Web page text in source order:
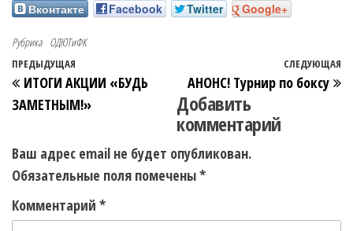
Вконтакте Facebook Twitter Google+
Рубрика ОДЮТиФК
ПРЕДЫДУЩАЯ
ИТОГИ АКЦИИ «БУДЬ
ЗАМЕТНЫМ!»
СЛЕДУЮЩАЯ
АНОНС! Турнир по боксу
Добавить
комментарий
Ваш адрес email не будет опубликован.
Обязательные поля помечены*
Комментарий *